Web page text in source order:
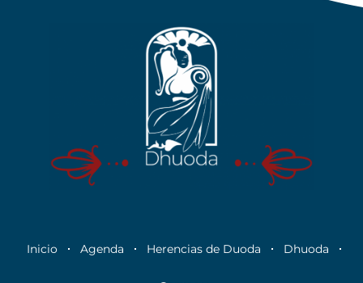
Inicio Agenda Herencias de Duoda Dhuoda